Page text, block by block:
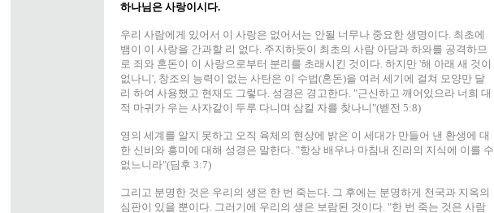
하나님은 사랑이시다.
우리 사람에게 있어서 이 사랑은 없어서는 안될 너무나 중요한 생명이다. 최초에
뱀이 이 사랑을 간과할 리 없다. 주지하듯이 최초의 사람 아담과 하와를 공격하므
로 죄와 혼돈이 이 사랑으로부터 분리를 초래시킨 것이다. 하지만 '해 아래 새 것이
없나니', 창조의 능력이 없는 사탄은 이 수법(혼돈)을 여러 세기에 걸쳐 모양만 달
리 하여 사용했고 현재도 그렇다. 성경은 경고한다. "근신하고 깨어있으라 너희 대
적 마귀가 우는 사자같이 두루 다니며 삼킬 자를 찾나니"(벧전 5:8)
영의 세계를 알지 못하고 오직 육체의 현상에 밝은 이 세대가 만들어 낸 환생에 대
한 신비와 흥미에 대해 성경은 말한다. "항상 배우나 마침내 진리의 지식에 이를 수
없느니라"(딤후 3:7)
그리고 분명한 것은 우리의 생은 한 번 죽는다. 그 후에는 분명하게 천국과 지옥의
심판이 있을 뿐이다. 그러기에 우리의 생은 보람된 것이다. "한 번 죽는 것은 사람